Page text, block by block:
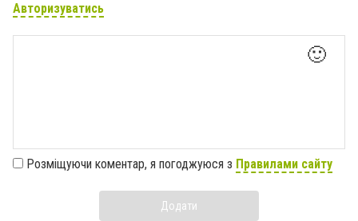
Авторизуватись
🙂
Розміщуючи коментар, я погоджуюся з Правилами сайту
Додати